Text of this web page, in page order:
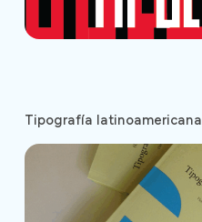
Tipografía latinoamericana